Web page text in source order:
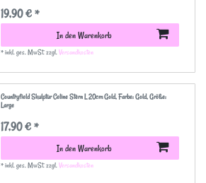
19,90 € *
In den Warenkorb
*inkl. ges. MwSt.zzgl.Versandkosten
Countryfield Skulptur Celine Stern L 20cm Gold, Farbe: Gold, Größe:
Large
17,90 € *
In den Warenkorb
*inkl. ges. MwSt.zzgl.Versandkosten